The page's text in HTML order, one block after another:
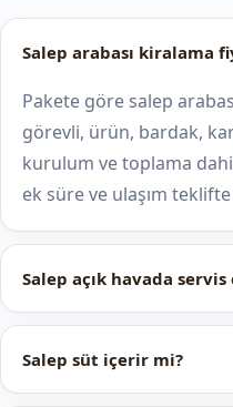
Salep arabası kiralama
Pakete göre salep
görevli, ürün, bardak,
kurulum ve toplama
ek süre ve ulaşım
Salep açık havada
Salep süt içerir mi?